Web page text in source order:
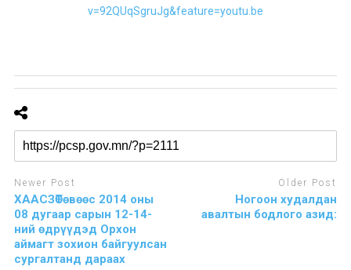
v=92QUqSgruJg&feature=youtu.be
Newer Post
ХААСЗӨТөвөөс 2014 оны
08 дугаар сарын 12-14-
ний өдрүүдэд Орхон
аймагт зохион байгуулсан
сургалтанд дараах
Older Post
Ногоон худалдан
авалтын бодлого азид: